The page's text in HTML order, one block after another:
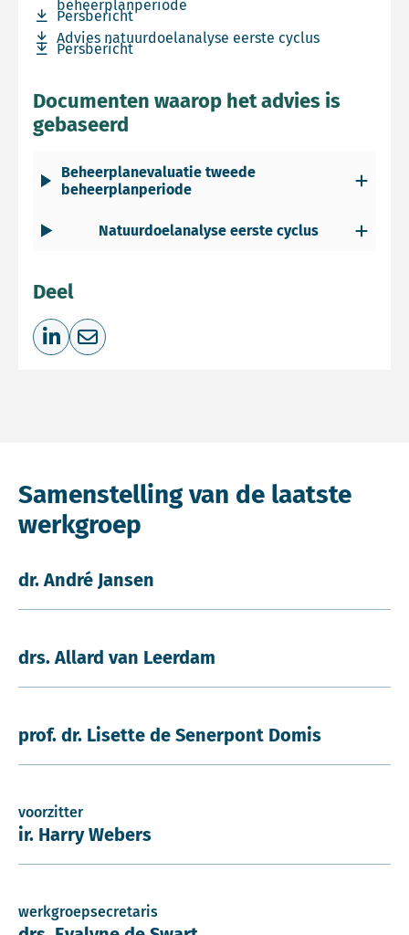
beheerplanperiode
Persbericht
Download bestand Persbericht
Advies natuurdoelanalyse eerste cyclus
Download bestand Advies natuurdoelanalyse eerste
Persbericht
Download bestand Persbericht
Documenten waarop het advies is
gebaseerd
Beheerplanevaluatie tweede
beheerplanperiode
Natuurdoelanalyse eerste cyclus
Deel
Deel op LinkedIn
Deel via e-mail
Samenstelling van de laatste
werkgroep
dr. André Jansen
drs. Allard van Leerdam
prof. dr. Lisette de Senerpont Domis
voorzitter
ir. Harry Webers
werkgroepsecretaris